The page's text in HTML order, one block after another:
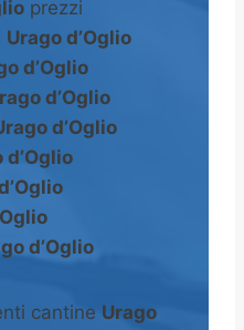
prezzi
Urago d’Oglio
d’Oglio
d’Oglio
d’Oglio
d’Oglio
d’Oglio
cantine Urago